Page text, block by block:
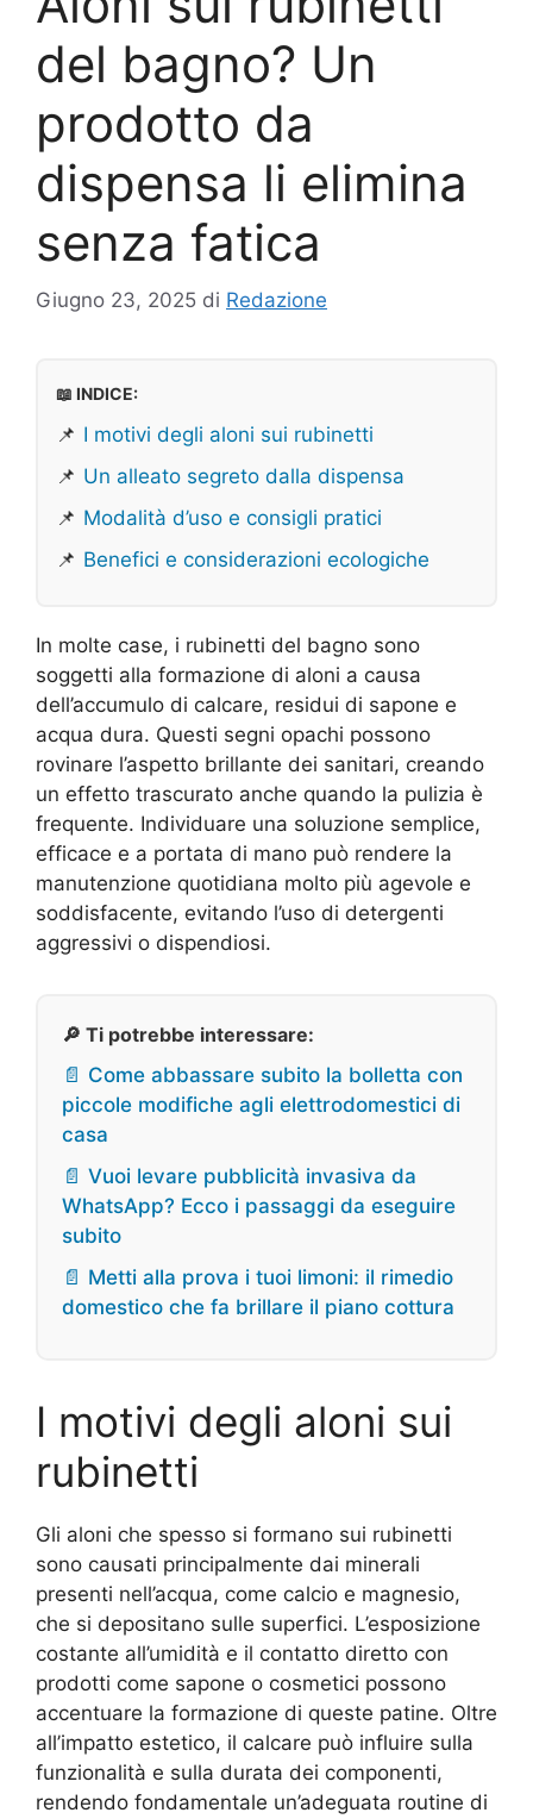
del bagno? Un
prodotto da
dispensa li elimina
senza fatica
Giugno 23, 2025 di Redazione
📖 INDICE:
📌 I motivi degli aloni sui rubinetti
📌 Un alleato segreto dalla dispensa
📌 Modalità d’uso e consigli pratici
📌 Benefici e considerazioni ecologiche
In molte case, i rubinetti del bagno sono
soggetti alla formazione di aloni a causa
dell’accumulo di calcare, residui di sapone e
acqua dura. Questi segni opachi possono
rovinare l’aspetto brillante dei sanitari, creando
un effetto trascurato anche quando la pulizia è
frequente. Individuare una soluzione semplice,
efficace e a portata di mano può rendere la
manutenzione quotidiana molto più agevole e
soddisfacente, evitando l’uso di detergenti
aggressivi o dispendiosi.
🔎 Ti potrebbe interessare:
📄 Come abbassare subito la bolletta con
piccole modifiche agli elettrodomestici di
casa
📄 Vuoi levare pubblicità invasiva da
WhatsApp? Ecco i passaggi da eseguire
subito
📄 Metti alla prova i tuoi limoni: il rimedio
domestico che fa brillare il piano cottura
I motivi degli aloni sui
rubinetti
Gli aloni che spesso si formano sui rubinetti
sono causati principalmente dai minerali
presenti nell’acqua, come calcio e magnesio,
che si depositano sulle superfici. L’esposizione
costante all’umidità e il contatto diretto con
prodotti come sapone o cosmetici possono
accentuare la formazione di queste patine. Oltre
all’impatto estetico, il calcare può influire sulla
funzionalità e sulla durata dei componenti,
rendendo fondamentale un’adeguata routine di